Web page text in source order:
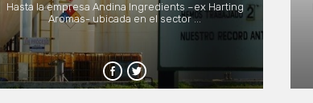
Hasta la empresa Andina Ingredients –ex Harting
Aromas- ubicada en el sector ...